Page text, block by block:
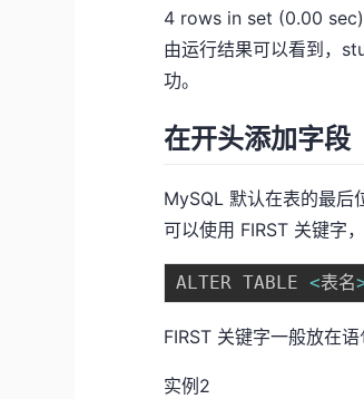
4 rows in set (0.00 sec)
由运行结果可以看到，
功。
在开头添加字段
MySQL 默认在表的最后
可以使用 FIRST 关键字
ALTER TABLE <表名
FIRST 关键字一般放在语
实例2